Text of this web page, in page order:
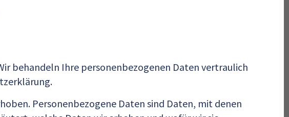
behandeln Ihre personenbezogenen Daten vertraulich
Personenbezogene Daten sind Daten, mit denen